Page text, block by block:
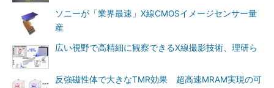
ソニーが「業界最速」X線CMOSイメージセンサー量
産
広い視野で高精細に観察できるX線撮影技術、理研ら
反強磁性体で大きなTMR効果 超高速MRAM実現の可